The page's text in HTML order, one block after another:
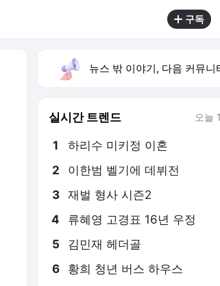
구독
뉴스 밖 이야기, 다음 커뮤니티 웹
실시간 트렌드 오늘
1 하리수 미키정 이혼
2 이한범 벨기에 데뷔전
3 재벌 형사 시즌2
4 류혜영 고경표 16년 우정
5 김민재 헤더골
6 황희 청년 버스 하우스